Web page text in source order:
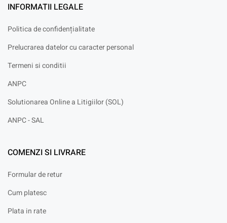
INFORMATII LEGALE
Politica de confidențialitate
Prelucrarea datelor cu caracter personal
Termeni si conditii
ANPC
Solutionarea Online a Litigiilor (SOL)
ANPC - SAL
COMENZI SI LIVRARE
Formular de retur
Cum platesc
Plata in rate